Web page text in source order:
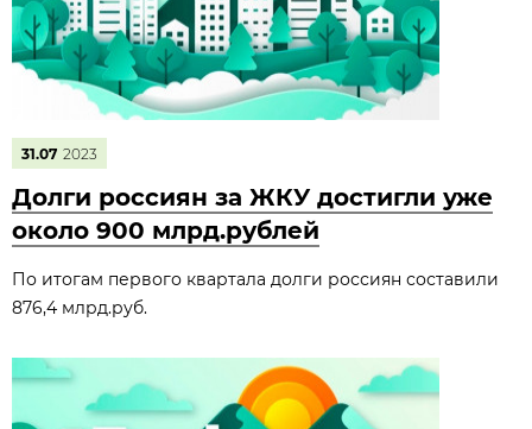
31.07 2023
Долги россиян за ЖКУ достигли уже
около 900 млрд.рублей
По итогам первого квартала долги россиян составили
876,4 млрд.руб.